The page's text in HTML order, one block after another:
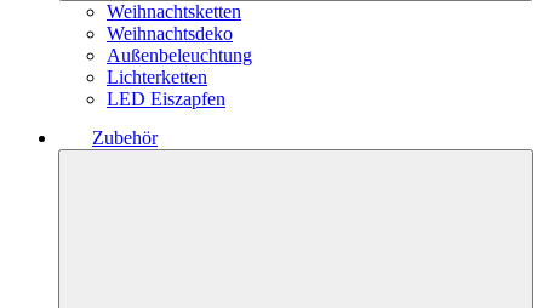
Weihnachtsketten
Weihnachtsdeko
Außenbeleuchtung
Lichterketten
LED Eiszapfen
Zubehör